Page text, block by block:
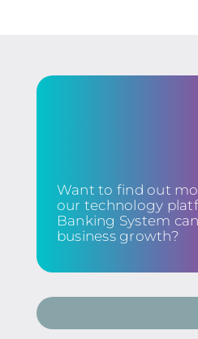
Want to find out
our technology
Banking System
business growth?